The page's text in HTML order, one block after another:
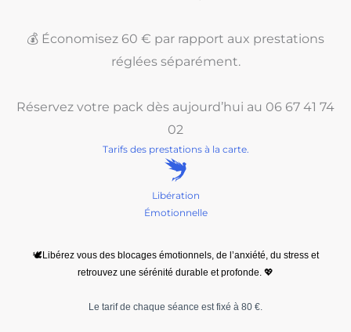
💰 Économisez 60 € par rapport aux prestations
réglées séparément.
Réservez votre pack dès aujourd’hui au 06 67 41 74
02
Tarifs des prestations à la carte.
Libération
Émotionnelle
🕊️Libérez vous des blocages émotionnels, de l’anxiété, du stress. et
retrouvez une sérénité durable et profonde. 💖
Le tarif de chaque séance est fixé à 80 €.